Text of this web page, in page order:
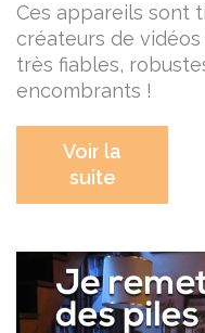
Ces appareils sont
créateurs de
très fiables,
encombrants !
Voir la
suite